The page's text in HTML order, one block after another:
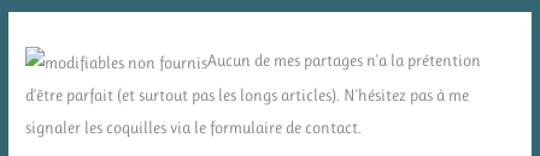
Aucun de mes partages n'a la prétention
d'être parfait (et surtout pas les longs articles). N'hésitez pas à me
signaler les coquilles via le formulaire de contact.